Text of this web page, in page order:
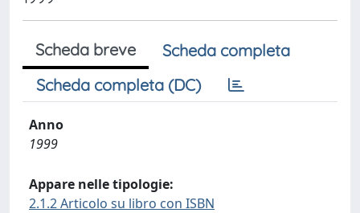
Scheda breve
Scheda completa
Scheda completa (DC)
Anno
1999
Appare nelle tipologie:
2.1.2 Articolo su libro con ISBN